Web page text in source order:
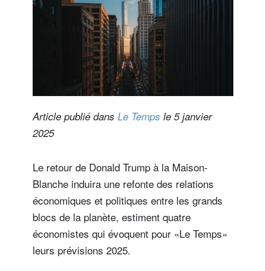
Article publié dans Le Temps le 5 janvier
2025
Le retour de Donald Trump à la Maison-
Blanche induira une refonte des relations
économiques et politiques entre les grands
blocs de la planète, estiment quatre
économistes qui évoquent pour «Le Temps»
leurs prévisions 2025.